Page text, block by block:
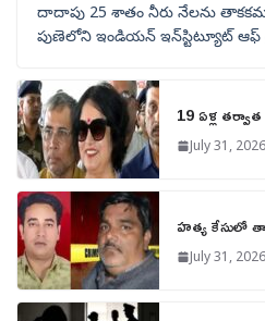
దాదాపు 25 శాతం నీరు నేలను
పుణెలోని ఇండియన్ ఇన్‌స్టిట్యూట్
19 ఏళ్ల
July 31, 2026
హత్య కేసులో
July 31, 2026